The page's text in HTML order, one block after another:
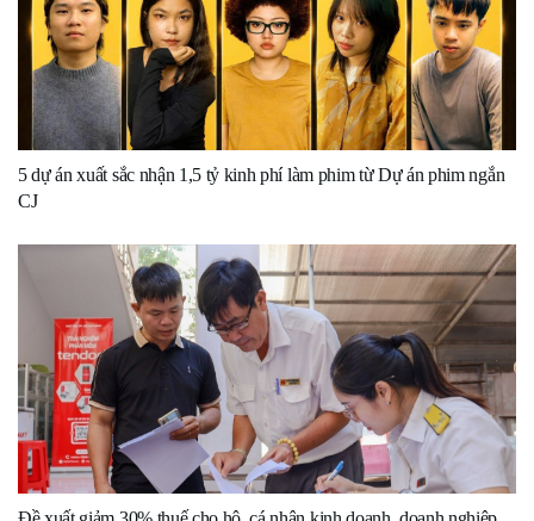
5 dự án xuất sắc nhận 1,5 tỷ kinh phí làm phim từ Dự án phim ngắn
CJ